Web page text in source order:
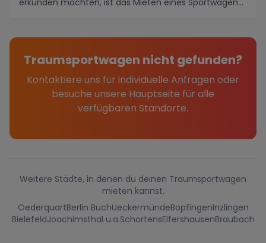
erkunden möchten, ist das Mieten eines Sportwagens
Traumsportwagen nicht gefunden?
Kontaktiere uns für individuelle Anfragen oder
besuche unsere Hauptseite für alle
verfügbaren Standorte.
Weitere Städte, in denen du deinen Traumsportwagen
mieten kannst.
OederquartBerlin BuchUeckermündeBopfingenInzlingen
BielefeldJoachimsthal u.a.SchortensElfershausenBraubach